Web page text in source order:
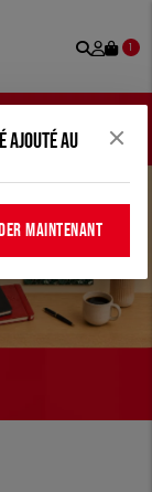
Mon
1
ajouté au
MAINTENANT